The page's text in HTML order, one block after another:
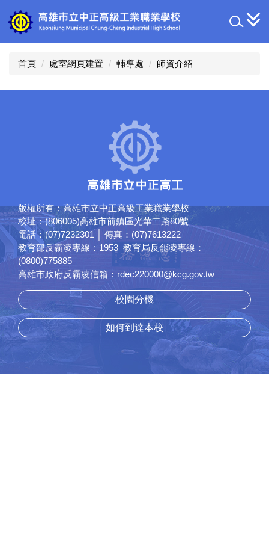
到
主
區
首頁 處室網頁建置 輔導處 師資介紹
版權所有：高雄市立中正高級工業職業學校
校址：(806005)高雄市前鎮區光華二路80號
電話：(07)7232301 │ 傳真：(07)7613222
教育部反霸凌專線：1953 教育局反罷凌專線：
(0800)775885
高雄市政府反霸凌信箱：rdec220000@kcg.gov.tw
校園分機
如何到達本校